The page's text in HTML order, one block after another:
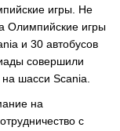
игры. Не
Олимпийские игры
и 30 автобусов
совершили
шасси Scania.
на
с